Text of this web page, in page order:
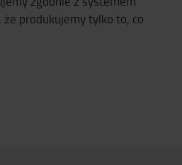
że produkujemy tylko to, co